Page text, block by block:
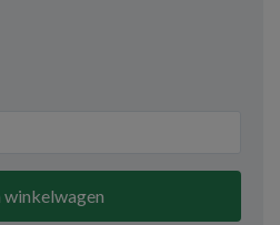
winkelwagen